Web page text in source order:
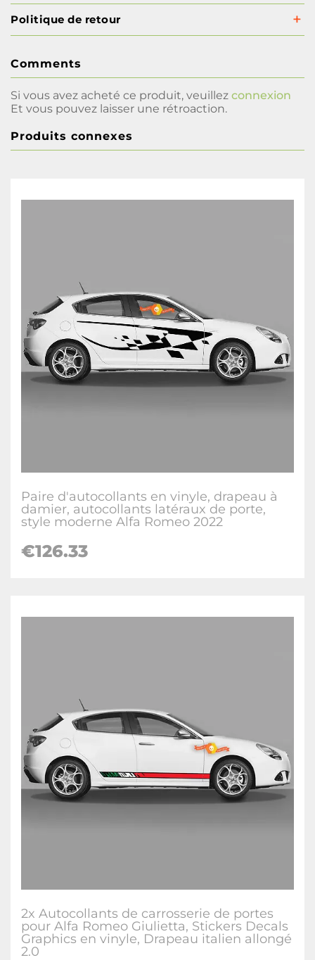
Politique de retour
Comments
Si vous avez acheté ce produit, veuillez connexion
Et vous pouvez laisser une rétroaction.
Produits connexes
Paire d'autocollants en vinyle, drapeau à
damier, autocollants latéraux de porte,
style moderne Alfa Romeo 2022
€126.33
2x Autocollants de carrosserie de portes
pour Alfa Romeo Giulietta, Stickers Decals
Graphics en vinyle, Drapeau italien allongé
2.0